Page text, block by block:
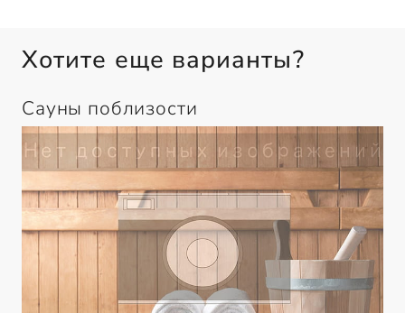
Хотите еще варианты?
Сауны поблизости